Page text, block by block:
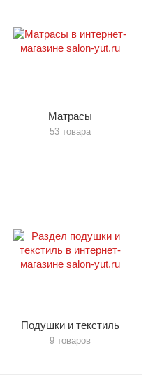
Матрасы
53 товара
Подушки и текстиль
9 товаров